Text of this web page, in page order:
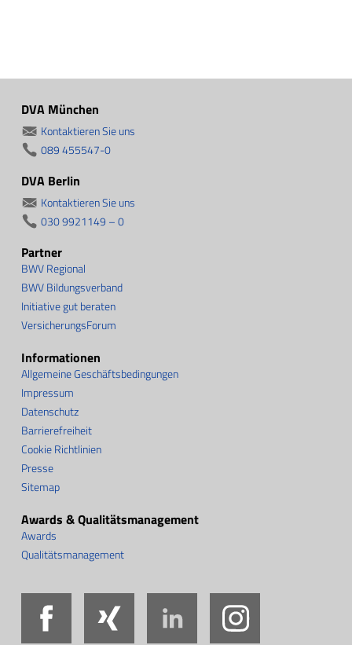
DVA München
Kontaktieren Sie uns
089 455547-0
DVA Berlin
Kontaktieren Sie uns
030 9921149 – 0
Informationen
Allgemeine Geschäftsbedingungen
Impressum
Datenschutz
Barrierefreiheit
Cookie Richtlinien
Presse
Sitemap
Partner
BWV Regional
BWV Bildungsverband
Initiative gut beraten
VersicherungsForum
Awards & Qualitätsmanagement
Awards
Qualitätsmanagement
Facebook
Xing LinkedIn